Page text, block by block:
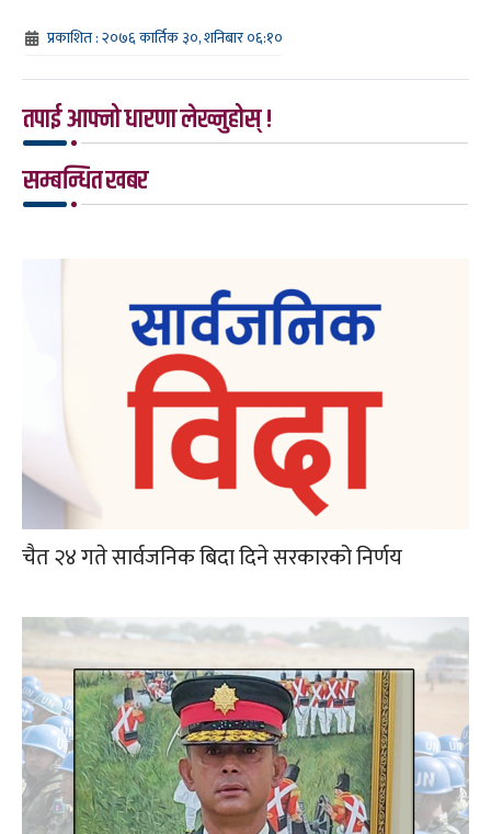
प्रकाशित : २०७६ कार्तिक ३०, शनिबार ०६:१०
तपाई आफ्नो धारणा लेख्नुहोस् !
सम्बन्धित खबर
चैत २४ गते सार्वजनिक बिदा दिने सरकारको निर्णय